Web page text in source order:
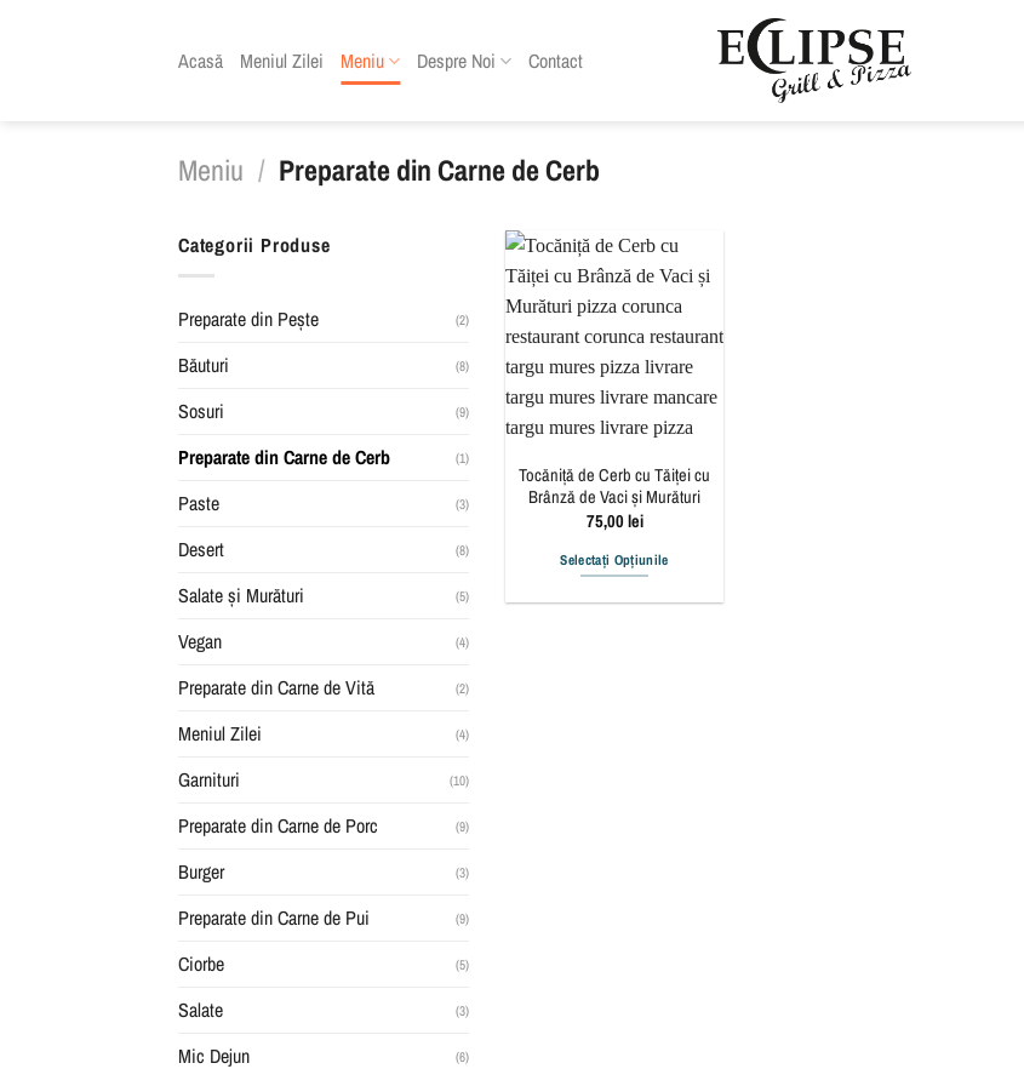
Acasă Meniul Zilei Meniu Despre Noi Contact
Meniu / Preparate din Carne de Cerb
Categorii Produse
Preparate din Pește (2)
Băuturi (8)
Sosuri (9)
Preparate din Carne de Cerb (1)
Paste (3)
Desert (8)
Salate și Murături (5)
Vegan (4)
Preparate din Carne de Vită (2)
Meniul Zilei (4)
Garnituri (10)
Preparate din Carne de Porc (9)
Burger (3)
Preparate din Carne de Pui (9)
Ciorbe (5)
Salate (3)
Mic Dejun (6)
Tocăniță de Cerb cu Tăiței cu
Brânză de Vaci și Murături
75,00lei
Selectați Opțiunile